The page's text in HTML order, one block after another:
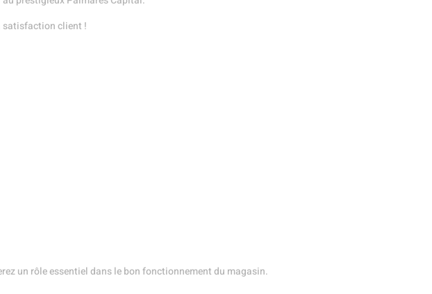
Technique
satisfaction client !
un rôle essentiel dans le bon fonctionnement du magasin.